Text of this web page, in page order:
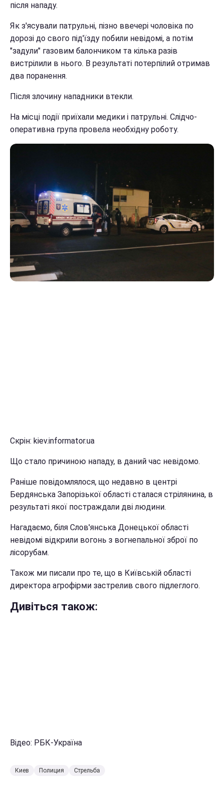
після нападу.
Як з'ясували патрульні, пізно ввечері чоловіка по
дорозі до свого під'їзду побили невідомі, а потім
"задули" газовим балончиком та кілька разів
вистрілили в нього. В результаті потерпілий отримав
два поранення.
Після злочину нападники втекли.
На місці події приїхали медики і патрульні. Слідчо-
оперативна група провела необхідну роботу.
Скрін: kiev.informator.ua
Що стало причиною нападу, в даний час невідомо.
Раніше повідомлялося, що недавно в центрі
Бердянська Запорізької області сталася стрілянина, в
результаті якої постраждали дві людини.
Нагадаємо, біля Слов'янська Донецької області
невідомі відкрили вогонь з вогнепальної зброї по
лісорубам.
Також ми писали про те, що в Київській області
директора агрофірми застрелив свого підлеглого.
Дивіться також:
Відео: РБК-Україна
Киев Полиция Стрельба